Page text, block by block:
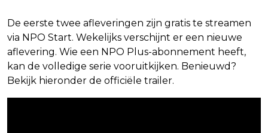
De eerste twee afleveringen zijn gratis te streamen
via NPO Start. Wekelijks verschijnt er een nieuwe
aflevering. Wie een NPO Plus-abonnement heeft,
kan de volledige serie vooruitkijken. Benieuwd?
Bekijk hieronder de officiële trailer.